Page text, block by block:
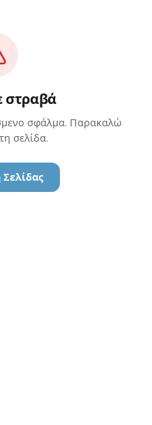
στραβά
σφάλμα. Παρακαλώ
σελίδα.